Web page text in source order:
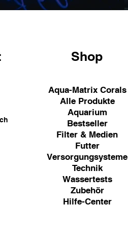
Shop
Aqua-Matrix Corals
Alle Produkte
Aquarium
Bestseller
Filter & Medien
Futter
Versorgungsysteme
Technik
Wassertests
Zubehör
Hilfe-Center